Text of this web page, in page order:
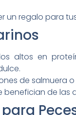
un regalo para
altos en
de salmuera
benefician de